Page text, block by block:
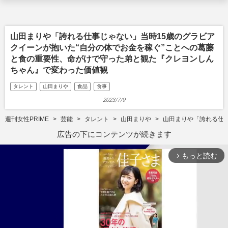
山田まりや「誇れる仕事じゃない」当時15歳のグラビア
クイーンが抱いた“自分の体でお金を稼ぐ”ことへの葛藤
と食の重要性、命がけで守った弟と観た『クレヨンしん
ちゃん』で変わった価値観
タレント 山田まりや 食品 食事
2023/7/9
週刊女性PRIME 芸能 タレント 山田まりや 山田まりや「誇れる仕
広告の下にコンテンツが続きます
arrow_forward_ios もっと読む